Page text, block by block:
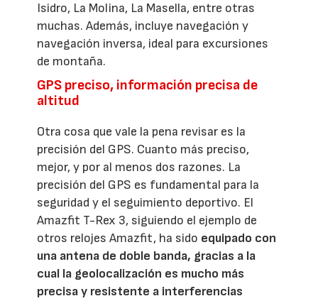
Isidro, La Molina, La Masella, entre otras
muchas. Además, incluye navegación y
navegación inversa, ideal para excursiones
de montaña.
GPS preciso, información precisa de
altitud
Otra cosa que vale la pena revisar es la
precisión del GPS. Cuanto más preciso,
mejor, y por al menos dos razones. La
precisión del GPS es fundamental para la
seguridad y el seguimiento deportivo. El
Amazfit T-Rex 3, siguiendo el ejemplo de
otros relojes Amazfit, ha sido equipado con
una antena de doble banda, gracias a la
cual la geolocalización es mucho más
precisa y resistente a interferencias